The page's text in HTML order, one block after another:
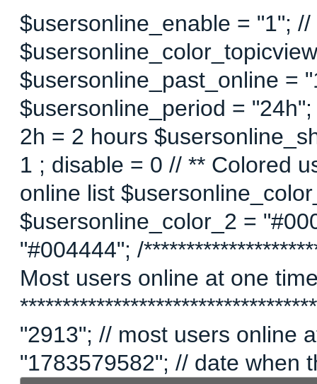
$usersonline_enable = "1";
$usersonline_past_online =
$usersonline_period =
2h = 2 hours
1 ; disable = 0 // ** Colored
online list
$usersonline_color_2 =
"#004444"; /
Most users online at one
"2913"; // most users online
"1783579582"; // date when